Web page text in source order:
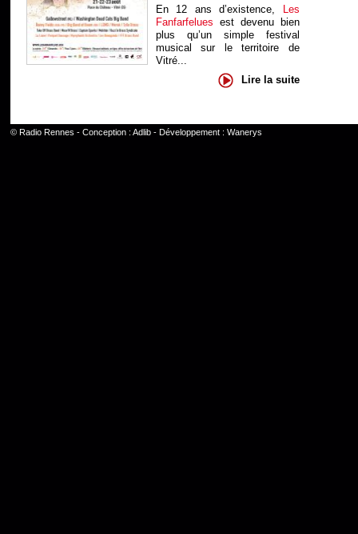
En 12 ans d’existence, Les
Fanfarfelues est devenu bien
plus qu’un simple festival
musical sur le territoire de
Vitré...
Lire la suite
© Radio Rennes - Conception : Adlib- Développement : Wanerys